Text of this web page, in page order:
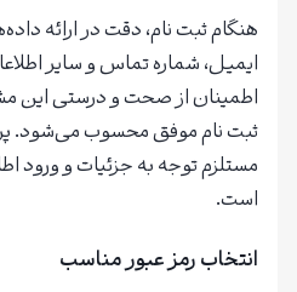
هنگام ثبت نام، دقت در ارائه
ایمیل، شماره تماس و سایر
اطمینان از صحت و درستی این
ثبت نام موفق محسوب می‌شود.
مستلزم توجه به جزئیات و ورود
است.
انتخاب رمز عبور مناسب